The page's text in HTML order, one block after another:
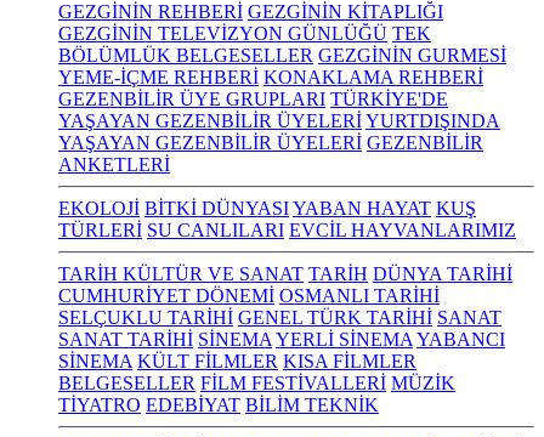
GEZGİNİN REHBERİ GEZGİNİN KİTAPLIĞI
GEZGİNİN TELEVİZYON GÜNLÜĞÜ TEK
BÖLÜMLÜK BELGESELLER GEZGİNİN GURMESİ
YEME-İÇME REHBERİ KONAKLAMA REHBERİ
GEZENBİLİR ÜYE GRUPLARI TÜRKİYE'DE
YAŞAYAN GEZENBİLİR ÜYELERİYURTDIŞINDA
YAŞAYAN GEZENBİLİR ÜYELERİ GEZENBİLİR
ANKETLERİ
EKOLOJİ BİTKİ DÜNYASIYABAN HAYAT KUŞ
TÜRLERİ SU CANLILARI EVCİL HAYVANLARIMIZ
TARİH KÜLTÜR VE SANAT TARİH DÜNYA TARİHİ
CUMHURİYET DÖNEMİ OSMANLI TARİHİ
SELÇUKLU TARİHİ GENEL TÜRK TARİHİ SANAT
SANAT TARİHİ SİNEMA YERLİ SİNEMA YABANCI
SİNEMA KÜLT FİLMLER KISA FİLMLER
BELGESELLER FİLM FESTİVALLERİ MÜZİK
TİYATRO EDEBİYAT BİLİM TEKNİK